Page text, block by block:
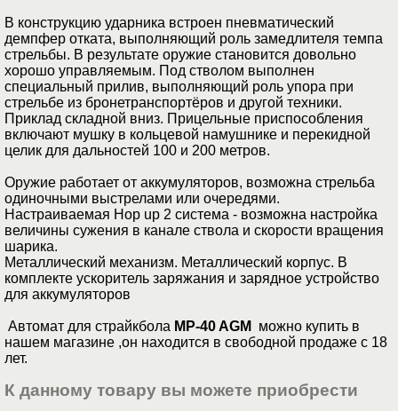
В конструкцию ударника встроен пневматический
демпфер отката, выполняющий роль замедлителя темпа
стрельбы. В результате оружие становится довольно
хорошо управляемым. Под стволом выполнен
специальный прилив, выполняющий роль упора при
стрельбе из бронетранспортёров и другой техники.
Приклад складной вниз. Прицельные приспособления
включают мушку в кольцевой намушнике и перекидной
целик для дальностей 100 и 200 метров.
Оружие работает от аккумуляторов, возможна стрельба
одиночными выстрелами или очередями.
Настраиваемая Hop up 2 система - возможна настройка
величины сужения в канале ствола и скорости вращения
шарика.
Металлический механизм. Металлический корпус. В
комплекте ускоритель заряжания и зарядное устройство
для аккумуляторов
Автомат для страйкбола MP-40 AGM
можно купить в
нашем магазине ,он находится в свободной продаже с 18
лет.
К данному товару вы можете приобрести